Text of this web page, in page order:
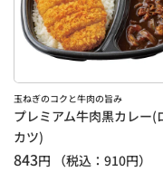
玉ねぎのコクと牛肉の旨み
プレミアム牛肉黒カレー(
カツ)
843円 （税込： 910円）